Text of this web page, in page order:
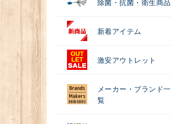
除菌・抗菌・衛生商品
新着アイテム
激安アウトレット
メーカー・ブランド一
覧